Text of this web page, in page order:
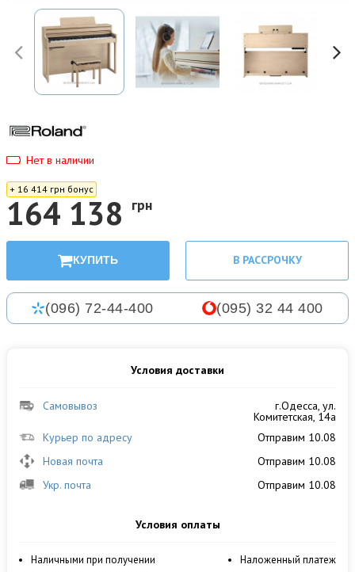
Нет в наличии
+ 16 414 грн бонус
164 138 грн
КУПИТЬ В РАССРОЧКУ
(096) 72-44-400 (095) 32 44 400
Условия доставки
Самовывоз г.Одесса, ул.
Комитетская, 14а
Курьер по адресу
Отправим 10.08
Новая почта
Отправим 10.08
Укр. почта
Отправим 10.08
Условия оплаты
Наличными при получении
Наложенный платеж